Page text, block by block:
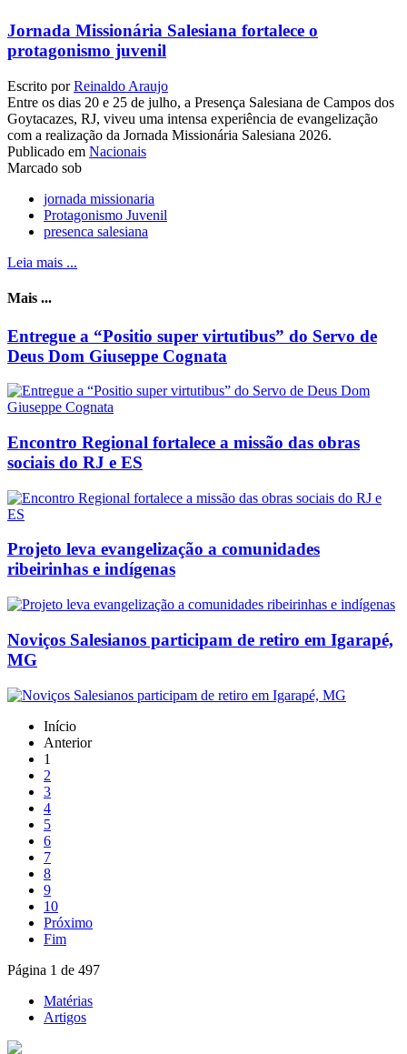
Jornada Missionária Salesiana fortalece o
protagonismo juvenil
Escrito porReinaldo Araujo
Entre os dias 20 e 25 de julho, a Presença Salesiana de Campos dos
Goytacazes, RJ, viveu uma intensa experiência de evangelização
com a realização da Jornada Missionária Salesiana 2026.
Publicado em Nacionais
Marcado sob
jornada missionaria
Protagonismo Juvenil
presenca salesiana
Leia mais ...
Mais ...
Entregue a “Positio super virtutibus” do Servo de
Deus Dom Giuseppe Cognata
Encontro Regional fortalece a missão das obras
sociais do RJ e ES
Projeto leva evangelização a comunidades
ribeirinhas e indígenas
Noviços Salesianos participam de retiro em Igarapé,
MG
Início
Anterior
1
2
3
4
5
6
7
8
9
10
Próximo
Fim
Página 1 de 497
Matérias
Artigos